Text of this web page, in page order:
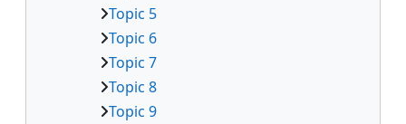
Topic 5
Topic 6
Topic 7
Topic 8
Topic 9